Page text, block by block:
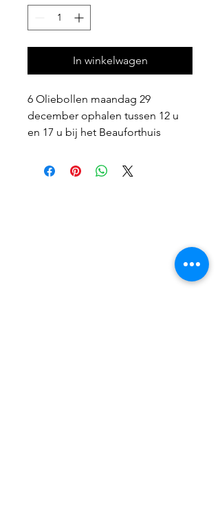
In winkelwagen
6 Oliebollen maandag 29
december ophalen tussen 12 u
en 17 u bij het Beauforthuis